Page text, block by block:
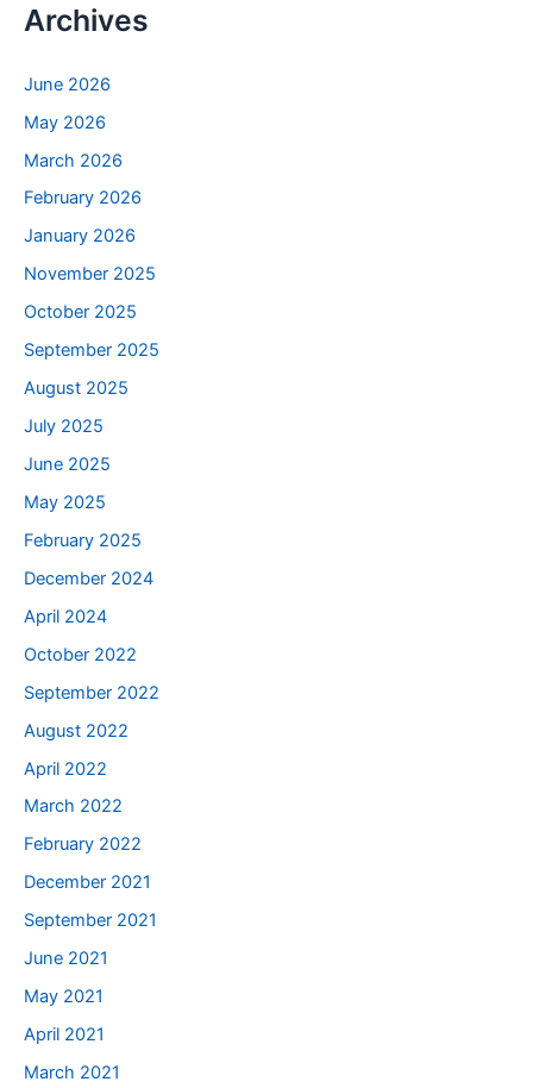
Archives
June 2026
May 2026
March 2026
February 2026
January 2026
November 2025
October 2025
September 2025
August 2025
July 2025
June 2025
May 2025
February 2025
December 2024
April 2024
October 2022
September 2022
August 2022
April 2022
March 2022
February 2022
December 2021
September 2021
June 2021
May 2021
April 2021
March 2021